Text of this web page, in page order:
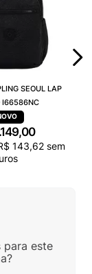
SEOUL LAP
I66586NC
149,00
143,62sem
para este